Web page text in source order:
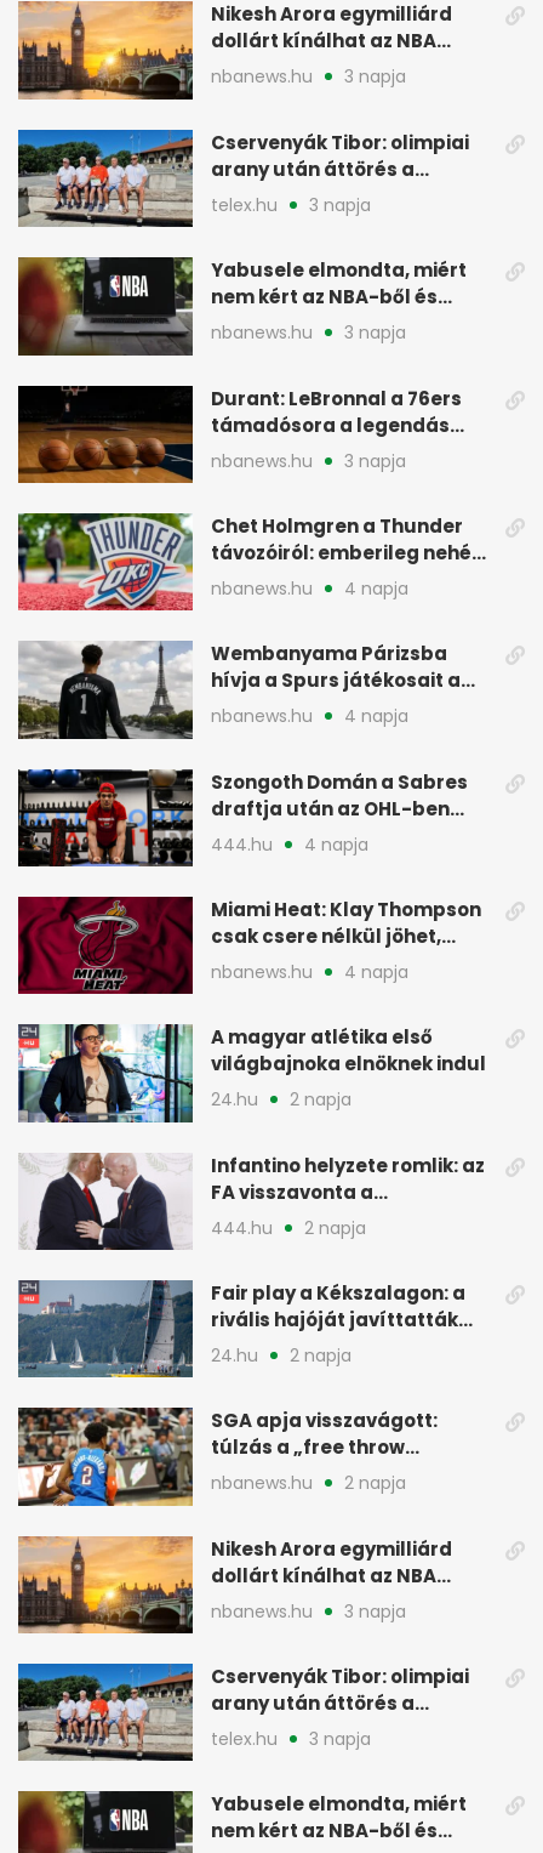
Nikesh Arora egymilliárd
dollárt kínálhat az NBA
Europe londoni csapatáért
nbanews.hu 3 napja
Cservenyák Tibor: olimpiai
arany után áttörés a
rákkutatásban
telex.hu 3 napja
Yabusele elmondta, miért
nem kért az NBA-ből és
miért jött Európába
nbanews.hu 3 napja
Durant: LeBronnal a 76ers
támadósora a legendás
Warriorsra emlékeztet
nbanews.hu 3 napja
Chet Holmgren a Thunder
távozóiról: emberileg nehéz,
de bízik
nbanews.hu 4 napja
Wembanyama Párizsba
hívja a Spurs játékosait a
szezonrajtra
nbanews.hu 4 napja
Szongoth Domán a Sabres
draftja után az OHL-ben
léphet nagyot az NHL felé
444.hu 4 napja
Miami Heat: Klay Thompson
csak csere nélkül jöhet,
kivárnak
nbanews.hu 4 napja
A magyar atlétika első
világbajnoka elnöknek indul
24.hu 2 napja
Infantino helyzete romlik: az
FA visszavonta a
támogatását, jöhet a
444.hu 2 napja
Fair play a Kékszalagon: a
rivális hajóját javíttatták
meg
24.hu 2 napja
SGA apja visszavágott:
túlzás a „free throw
merchant” címke?
nbanews.hu 2 napja
Nikesh Arora egymilliárd
dollárt kínálhat az NBA
Europe londoni csapatáért
nbanews.hu 3 napja
Cservenyák Tibor: olimpiai
arany után áttörés a
rákkutatásban
telex.hu 3 napja
Yabusele elmondta, miért
nem kért az NBA-ből és